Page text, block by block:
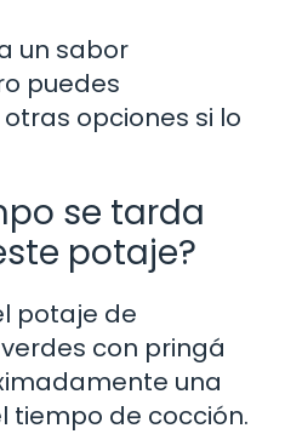
un sabor
puedes
opciones si lo
se tarda
potaje?
potaje de
con pringá
una
tiempo de cocción.